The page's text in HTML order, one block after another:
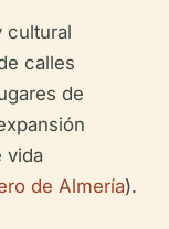
cultural
calles
de
vida
de Almería).